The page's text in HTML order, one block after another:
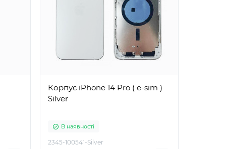
Корпус iPhone 14 Pro ( e-sim )
Silver
В наявності
2345-100541-Silver